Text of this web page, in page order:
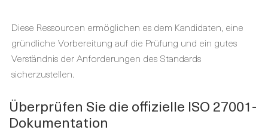
Diese Ressourcen ermöglichen es dem Kandidaten, eine
gründliche Vorbereitung auf die Prüfung und ein gutes
Verständnis der Anforderungen des Standards
sicherzustellen.
Überprüfen Sie die offizielle ISO 27001-
Dokumentation